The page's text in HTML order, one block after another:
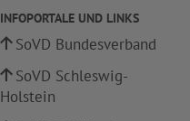
INFOPORTALE UND LINKS
SoVD Bundesverband
SoVD Schleswig-
Holstein